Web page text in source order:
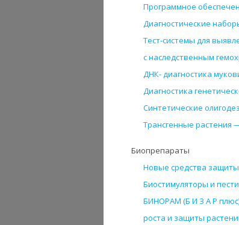
Программное
Диагностические
Тест-системы для
с наследственным
ДНК- диагностика
Диагностика
Синтетические
Трансгенные растения
Биопрепараты
Новые средства защиты
Биостимуляторы и
БИНОРАМ (Б И З А Р
роста и защиты